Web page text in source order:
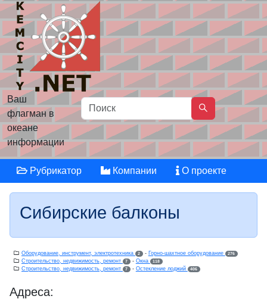
Ваш
флагман в
океане
информации
Рубрикатор Компании О проекте
Сибирские балконы
Оборудование, инструмент, электротехника 2 - Горно-шахтное оборудование 276
Строительство, недвижимость, ремонт 7 - Окна 118
Строительство, недвижимость, ремонт 7 - Остекление лоджий 406
Адреса: